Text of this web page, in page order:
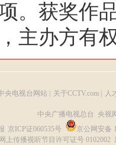
。获奖作
主办方有
央电视台网站 关于CCTV.com 人
中央广播电视总台 央视
京ICP证060535号
京公网安备
网上传播视听节目许可证号 0102002